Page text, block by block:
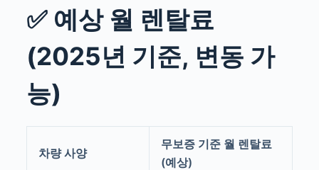
✅ 예상 월 렌탈료
(2025년 기준, 변동 가
능)
차량 사양
무보증 기준 월 렌탈료
(예상)